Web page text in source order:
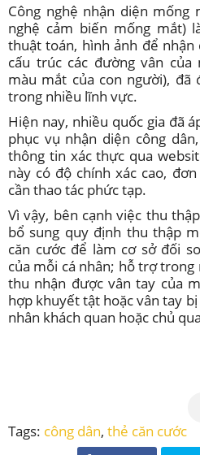
Công nghệ nhận diện mống
nghệ cảm biến mống mắt)
thuật toán, hình ảnh để
cấu trúc các đường vân
màu mắt của con người), đã
trong nhiều lĩnh vực.
Hiện nay, nhiều quốc gia đã
phục vụ nhận diện công
thông tin xác thực qua
này có độ chính xác cao,
cần thao tác phức tạp.
Vì vậy, bên cạnh việc thu
bổ sung quy định thu thập
căn cước để làm cơ sở đối
của mỗi cá nhân; hỗ trợ
thu nhận được vân tay của
hợp khuyết tật hoặc vân tay
nhân khách quan hoặc chủ
Tags: công dân, thẻ căn cước